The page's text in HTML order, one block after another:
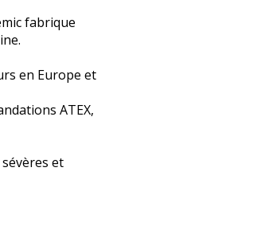
fabrique
en Europe et
ATEX,
et